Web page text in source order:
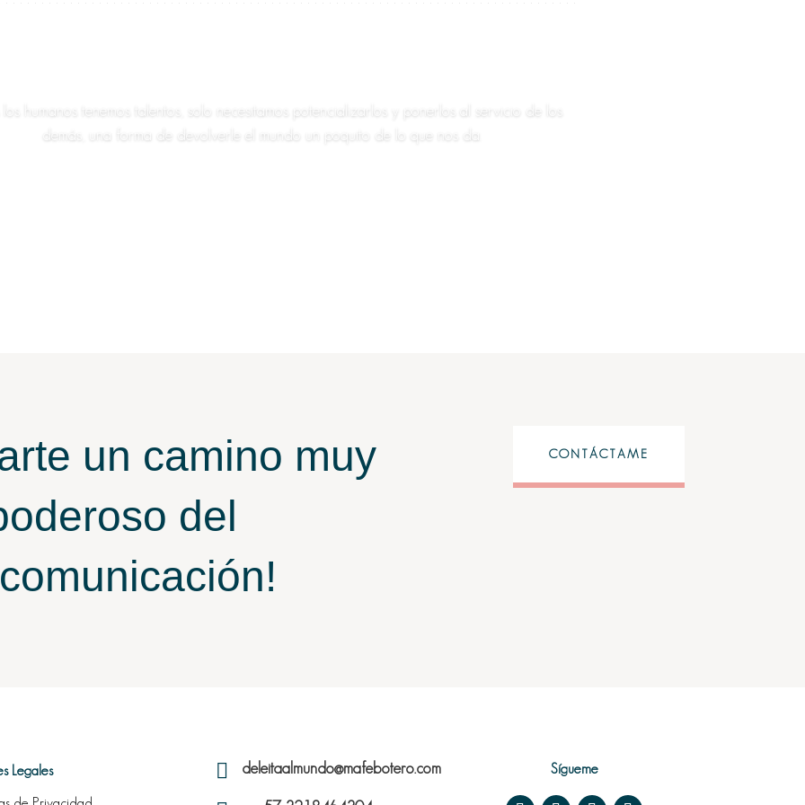
los humanos tenemos talentos, solo necesitamos potencializarlos y ponerlos al servicio de los
demás, una forma de devolverle el mundo un poquito de lo que nos da.
un camino muy
del
CONTÁCTAME
Legales  deleitaalmundo@mafebotero.com Sígueme